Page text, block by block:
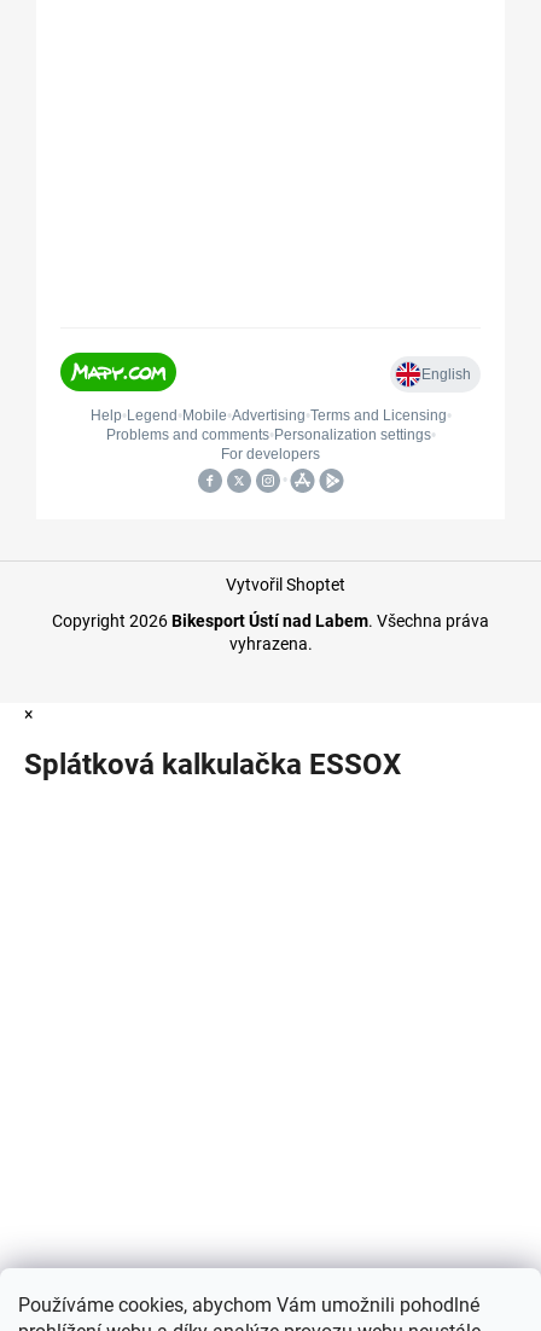
Používáme cookies, abychom Vám umožnili pohodlné
Vytvořil Shoptet
Copyright 2026Bikesport Ústí nad Labem. Všechna práva
vyhrazena.
×
Splátková kalkulačka ESSOX